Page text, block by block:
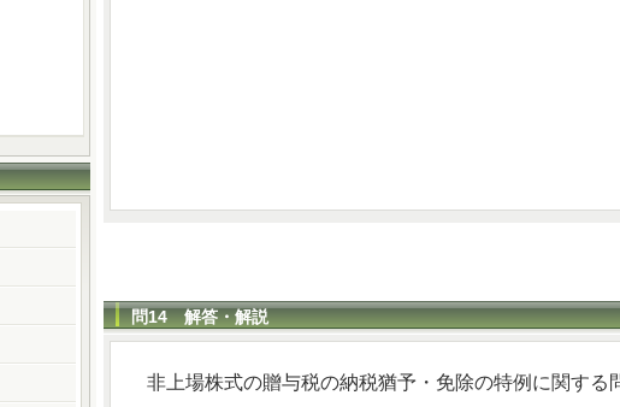
問14 解答・解説
非上場株式の贈与税の納税猶予・免除の特例に関する